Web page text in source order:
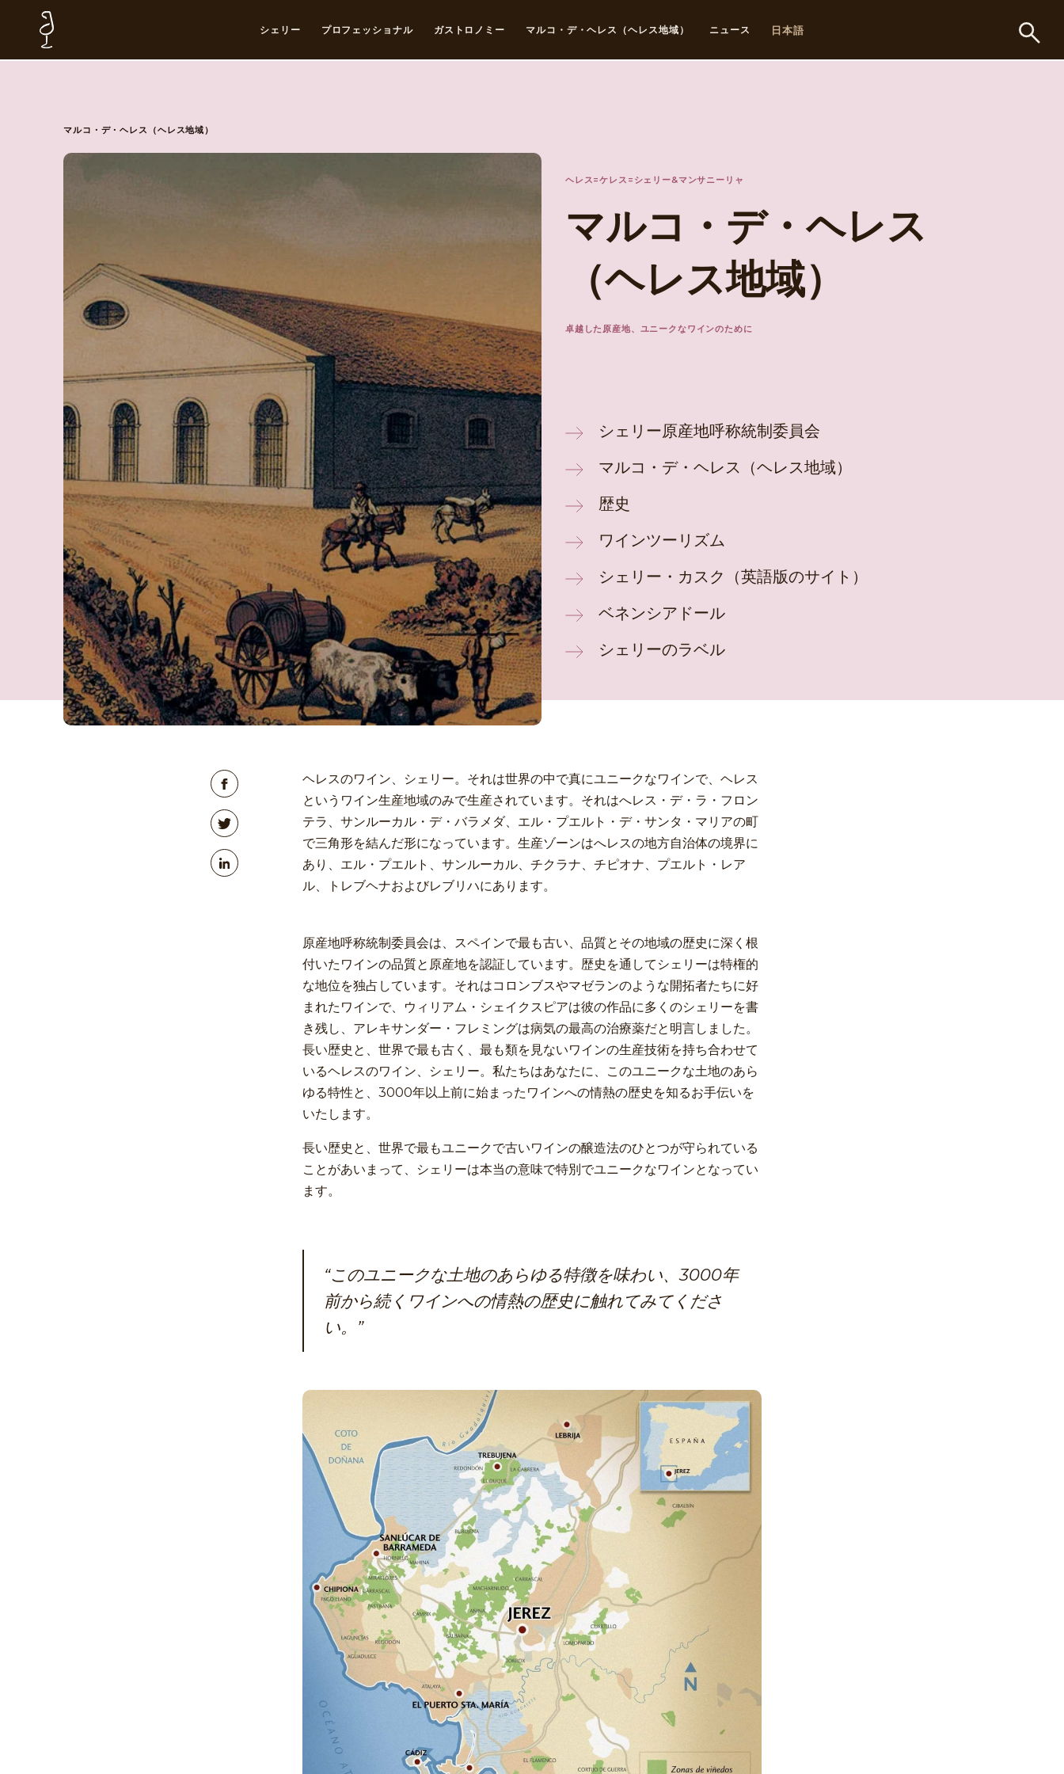
シェリー プロフェッショナル ガストロノミー マルコ・デ・ヘレス（ヘレス地域） ニュース 日本語
マルコ・デ・ヘレス（ヘレス地域）
ヘレス=ケレス=シェリー&マンサニーリャ
マルコ・デ・ヘレス
（ヘレス地域）
卓越した原産地、ユニークなワインのために
シェリー原産地呼称統制委員会
マルコ・デ・ヘレス（ヘレス地域）
歴史
ワインツーリズム
シェリー・カスク（英語版のサイト）
ベネンシアドール
シェリーのラベル
ヘレスのワイン、シェリー。それは世界の中で真にユニークなワインで、ヘレス
というワイン生産地域のみで生産されています。それはへレス・デ・ラ・フロン
テラ、サンルーカル・デ・バラメダ、エル・プエルト・デ・サンタ・マリアの町
で三角形を結んだ形になっています。生産ゾーンはへレスの地方自治体の境界に
あり、エル・プエルト、サンルーカル、チクラナ、チピオナ、プエルト・レア
ル、トレブヘナおよびレブリハにあります。
原産地呼称統制委員会は、スペインで最も古い、品質とその地域の歴史に深く根
付いたワインの品質と原産地を認証しています。歴史を通してシェリーは特権的
な地位を独占しています。それはコロンブスやマゼランのような開拓者たちに好
まれたワインで、ウィリアム・シェイクスピアは彼の作品に多くのシェリーを書
き残し、アレキサンダー・フレミングは病気の最高の治療薬だと明言しました。
長い歴史と、世界で最も古く、最も類を見ないワインの生産技術を持ち合わせて
いるヘレスのワイン、シェリー。私たちはあなたに、このユニークな土地のあら
ゆる特性と、3000年以上前に始まったワインへの情熱の歴史を知るお手伝いを
いたします。
長い歴史と、世界で最もユニークで古いワインの醸造法のひとつが守られている
ことがあいまって、シェリーは本当の意味で特別でユニークなワインとなってい
ます。
“このユニークな土地のあらゆる特徴を味わい、3000年
前から続くワインへの情熱の歴史に触れてみてくださ
い。”